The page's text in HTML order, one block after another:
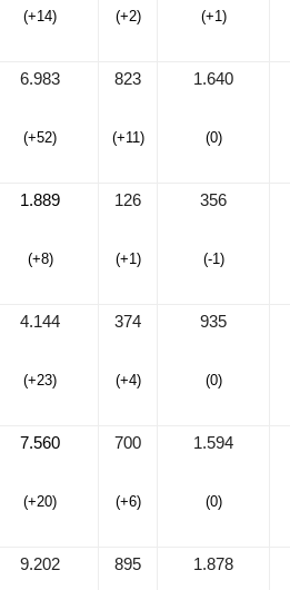
(+14) (+2) (+1)
6.983
(+52)
823
(+11)
1.640
(0)
1.889
(+8)
126
(+1)
356
(-1)
4.144
(+23)
374
(+4)
935
(0)
7.560
(+20)
700
(+6)
1.594
(0)
9.202 895 1.878